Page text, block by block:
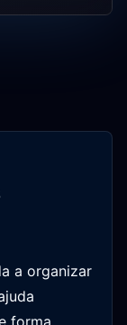
a organizar
forma